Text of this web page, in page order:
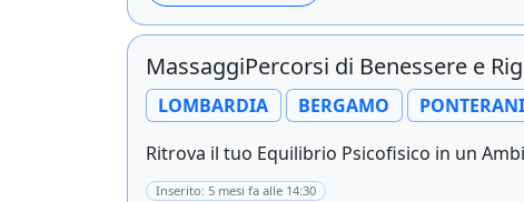
MassaggiPercorsi di Benessere e
LOMBARDIA BERGAMO
Ritrova il tuo Equilibrio Psicofisico in un
Inserito: 5 mesi fa alle 14:30